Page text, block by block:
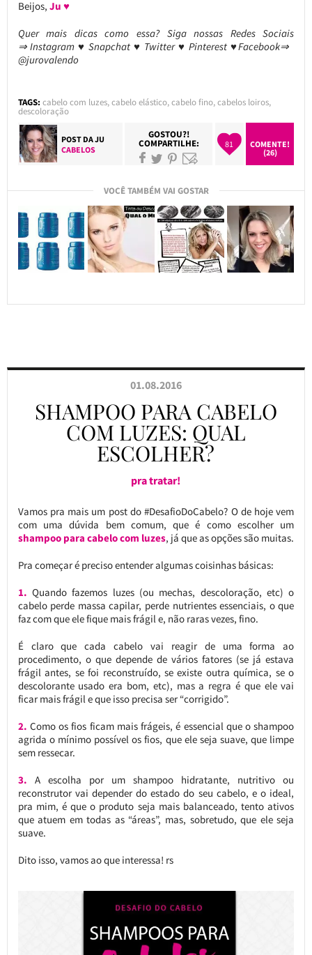
Beijos, Ju ♥
Quer mais dicas como essa? Siga nossas Redes Sociais
⇒ Instagram ♥ Snapchat ♥ Twitter ♥ Pinterest ♥Facebook⇒
@jurovalendo
TAGS: cabelo com luzes,cabelo elástico,cabelo fino,cabelos loiros,
descoloração
POST DAJU
CABELOS
GOSTOU?!
COMPARTILHE: 81
COMENTE!
(26)
VOCÊ TAMBÉM VAI GOSTAR
01.08.2016
SHAMPOO PARA CABELO
COM LUZES: QUAL
ESCOLHER?
pra tratar!
Vamos pra mais um post do #DesafioDoCabelo? O de hoje vem
com uma dúvida bem comum, que é como escolher um
shampoo para cabelo com luzes, já que as opções são muitas.
Pra começar é preciso entender algumas coisinhas básicas:
1. Quando fazemos luzes (ou mechas, descoloração, etc) o
cabelo perde massa capilar, perde nutrientes essenciais, o que
faz com que ele fique mais frágil e, não raras vezes, fino.
É claro que cada cabelo vai reagir de uma forma ao
procedimento, o que depende de vários fatores (se já estava
frágil antes, se foi reconstruído, se existe outra química, se o
descolorante usado era bom, etc), mas a regra é que ele vai
ficar mais frágil e que isso precisa ser “corrigido”.
2. Como os fios ficam mais frágeis, é essencial que o shampoo
agrida o mínimo possível os fios, que ele seja suave, que limpe
sem ressecar.
3. A escolha por um shampoo hidratante, nutritivo ou
reconstrutor vai depender do estado do seu cabelo, e o ideal,
pra mim, é que o produto seja mais balanceado, tento ativos
que atuem em todas as “áreas”, mas, sobretudo, que ele seja
suave.
Dito isso, vamos ao que interessa! rs